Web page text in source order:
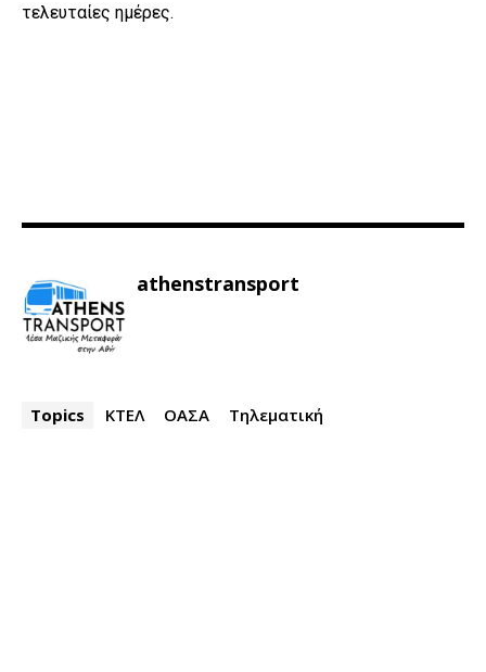
τελευταίες ημέρες.
athenstransport
Topics ΚΤΕΛ ΟΑΣΑ Τηλεματική